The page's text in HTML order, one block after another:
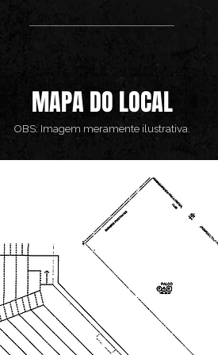
MAPA DO LOCAL
OBS: Imagem meramente ilustrativa.